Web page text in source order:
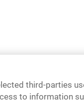
third-parties
to information